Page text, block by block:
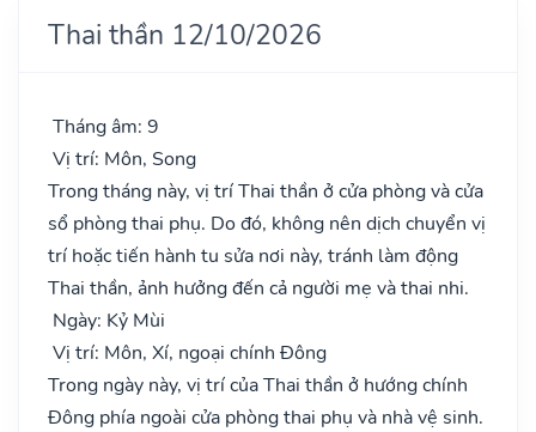
Thai thần 12/10/2026
Tháng âm: 9
Vị trí: Môn, Song
Trong tháng này, vị trí Thai thần ở cửa phòng và cửa
sổ phòng thai phụ. Do đó, không nên dịch chuyển vị
trí hoặc tiến hành tu sửa nơi này, tránh làm động
Thai thần, ảnh hưởng đến cả người mẹ và thai nhi.
Ngày: Kỷ Mùi
Vị trí: Môn, Xí, ngoại chính Đông
Trong ngày này, vị trí của Thai thần ở hướng chính
Đông phía ngoài cửa phòng thai phụ và nhà vệ sinh.